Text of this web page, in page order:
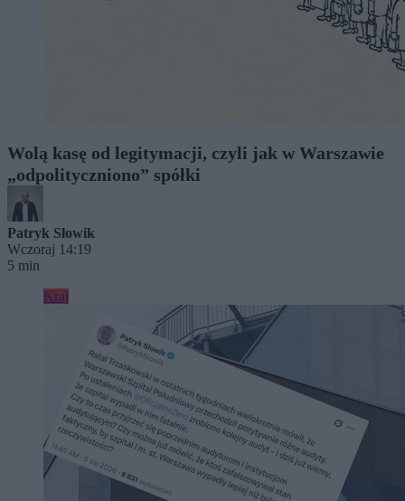
Wolą kasę od legitymacji, czyli jak w Warszawie
„odpolityczniono” spółki
Patryk Słowik
Wczoraj 14:19
5 min
Kraj